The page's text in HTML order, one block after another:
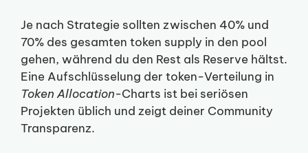
Je nach Strategie sollten zwischen 40% und
70% des gesamten token supply in den pool
gehen, während du den Rest als Reserve hältst.
Eine Aufschlüsselung der token-Verteilung in
Token Allocation-Charts ist bei seriösen
Projekten üblich und zeigt deiner Community
Transparenz.